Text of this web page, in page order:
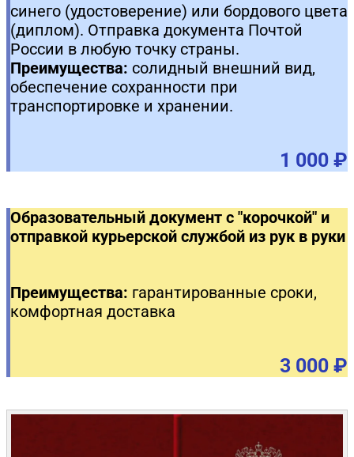
синего (удостоверение) или бордового цвета
(диплом). Отправка документа Почтой
России в любую точку страны.
Преимущества: солидный внешний вид,
обеспечение сохранности при
транспортировке и хранении.
1 000 ₽
Образовательный документ с "корочкой" и
отправкой курьерской службой из рук в руки
Преимущества: гарантированные сроки,
комфортная доставка
3 000 ₽